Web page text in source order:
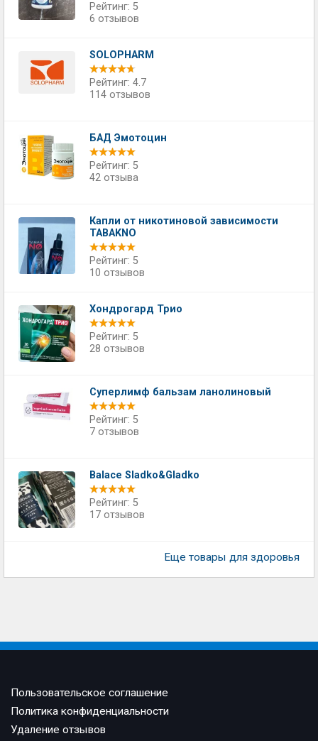
Рейтинг: 5
6 отзывов
SOLOPHARM
Рейтинг: 4.7
114 отзывов
БАД Эмотоцин
Рейтинг: 5
42 отзыва
Капли от никотиновой зависимости
TABAKNO
Рейтинг: 5
10 отзывов
Хондрогард Трио
Рейтинг: 5
28 отзывов
Суперлимф бальзам ланолиновый
Рейтинг: 5
7 отзывов
Balace Sladko&Gladko
Рейтинг: 5
17 отзывов
Еще товары для здоровья
Пользовательское соглашение
Политика конфиденциальности
Удаление отзывов